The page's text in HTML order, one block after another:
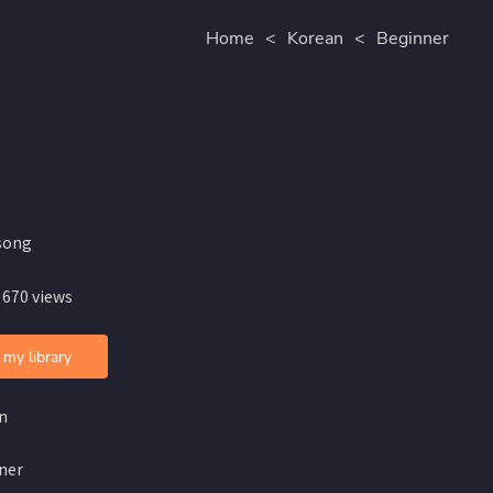
Home < Korean < Beginner
views
library